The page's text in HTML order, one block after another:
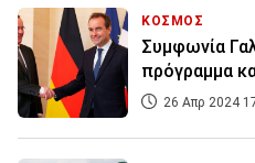
ΚΟΣΜΟΣ
Συμφωνία
πρόγραμμα
26 Απρ 2024